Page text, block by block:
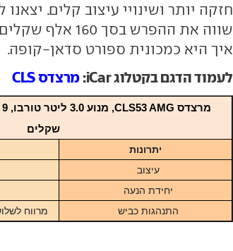
איך היא כמכונית ספורט סדאן-קופה.
לעמוד הדגם בקטלוג iCar: מרצדס CLS
שקלים
יתרונות
עיצוב
יחידת הנעה
התנהגות כביש
מרווח